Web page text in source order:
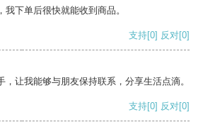
下单后很快就能收到商品。
支持[0] 反对[0]
让我能够与朋友保持联系，分享生活点滴。
支持[0] 反对[0]